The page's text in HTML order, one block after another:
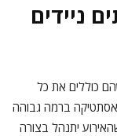
ניידים
כוללים את כל
אסתטיקה ברמה גבוהה
יתנהל בצורה